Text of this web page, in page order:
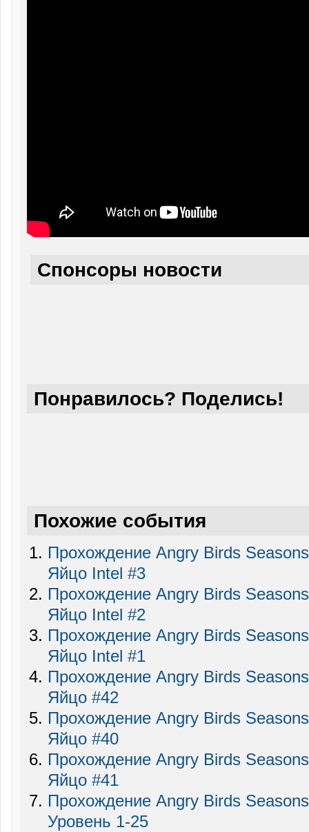
Спонсоры новости
Понравилось? Поделись!
Похожие события
Прохождение Angry Birds
Яйцо Intel #3
Прохождение Angry Birds
Яйцо Intel #2
Прохождение Angry Birds
Яйцо Intel #1
Прохождение Angry Birds
Яйцо #42
Прохождение Angry Birds
Яйцо #40
Прохождение Angry Birds
Яйцо #41
Прохождение Angry Birds
Уровень 1-25